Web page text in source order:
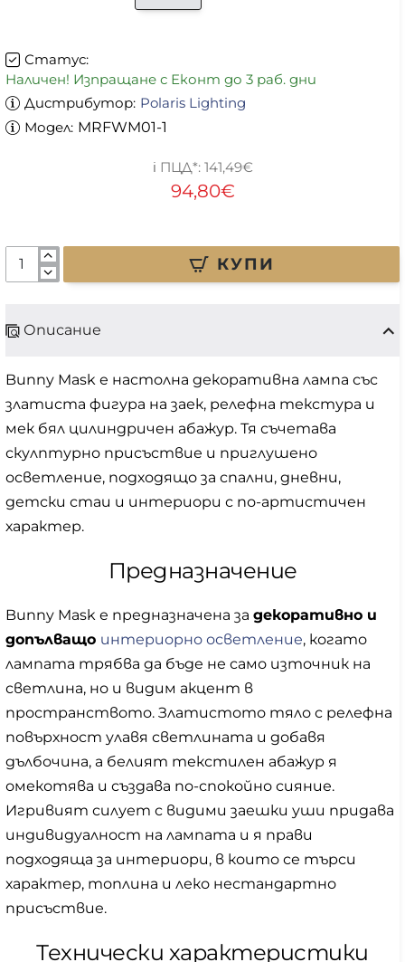
Статус:
Наличен! Изпращане с Еконт до 3 раб. дни
Дистрибутор: Polaris Lighting
Модел: MRFWM01-1
94,80€
141,49€
КУПИ
Описание
Bunny Mask е настолна декоративна лампа със
златиста фигура на заек, релефна текстура и
мек бял цилиндричен абажур. Тя съчетава
скулптурно присъствие и приглушено
осветление, подходящо за спални, дневни,
детски стаи и интериори с по-артистичен
характер.
Предназначение
Bunny Mask е предназначена за декоративно и
допълващо интериорно осветление, когато
лампата трябва да бъде не само източник на
светлина, но и видим акцент в
пространството. Златистото тяло с релефна
повърхност улавя светлината и добавя
дълбочина, а белият текстилен абажур я
омекотява и създава по-спокойно сияние.
Игривият силует с видими заешки уши придава
индивидуалност на лампата и я прави
подходяща за интериори, в които се търси
характер, топлина и леко нестандартно
присъствие.
Технически характеристики